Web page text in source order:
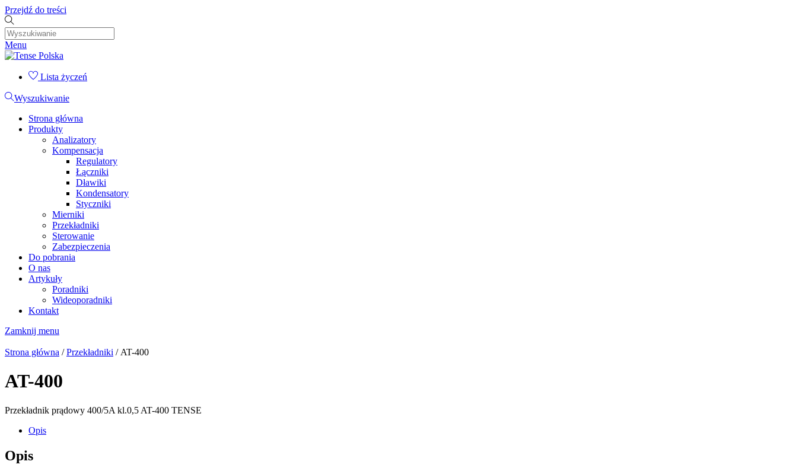
Przejdź do treści
Menu
Lista życzeń
Wyszukiwanie
Strona główna
Produkty
Analizatory
Kompensacja
Regulatory
Łączniki
Dławiki
Kondensatory
Styczniki
Mierniki
Przekładniki
Sterowanie
Zabezpieczenia
Do pobrania
O nas
Artykuły
Poradniki
Wideoporadniki
Kontakt
Zamknij menu
Strona główna /Przekładniki / AT-400
AT-400
Przekładnik prądowy 400/5A kl.0,5 AT-400 TENSE
Opis
Opis